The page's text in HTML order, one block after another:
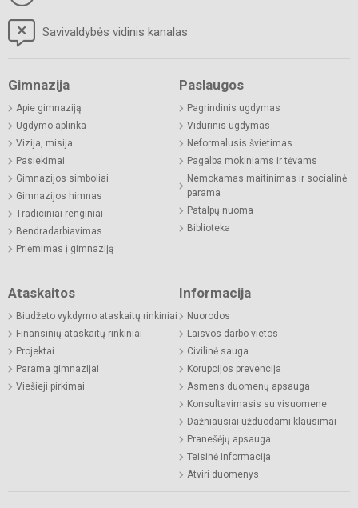
Savivaldybės vidinis kanalas
Gimnazija
Apie gimnaziją
Ugdymo aplinka
Vizija, misija
Pasiekimai
Gimnazijos simboliai
Gimnazijos himnas
Tradiciniai renginiai
Bendradarbiavimas
Priėmimas į gimnaziją
Paslaugos
Pagrindinis ugdymas
Vidurinis ugdymas
Neformalusis švietimas
Pagalba mokiniams ir tėvams
Nemokamas maitinimas ir socialinė
parama
Patalpų nuoma
Biblioteka
Ataskaitos
Biudžeto vykdymo ataskaitų rinkiniai
Finansinių ataskaitų rinkiniai
Projektai
Parama gimnazijai
Viešieji pirkimai
Informacija
Nuorodos
Laisvos darbo vietos
Civilinė sauga
Korupcijos prevencija
Asmens duomenų apsauga
Konsultavimasis su visuomene
Dažniausiai užduodami klausimai
Pranešėjų apsauga
Teisinė informacija
Atviri duomenys